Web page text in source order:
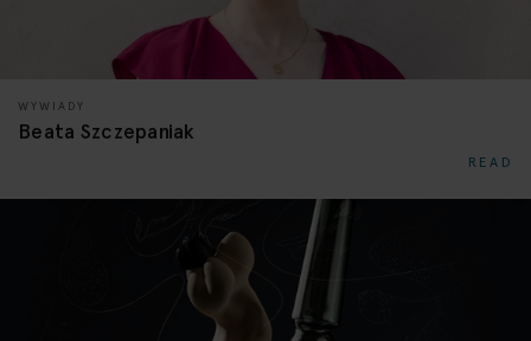
WYWIADY
Beata Szczepaniak
READ